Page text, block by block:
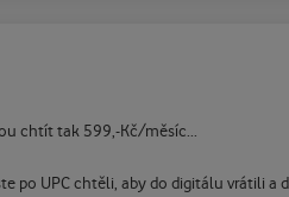
chtít tak 599,-Kč/měsíc...
po UPC chtěli, aby do digitálu vrátili a